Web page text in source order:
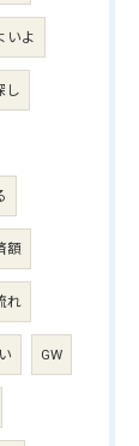
いよ
し
額
れ
GW